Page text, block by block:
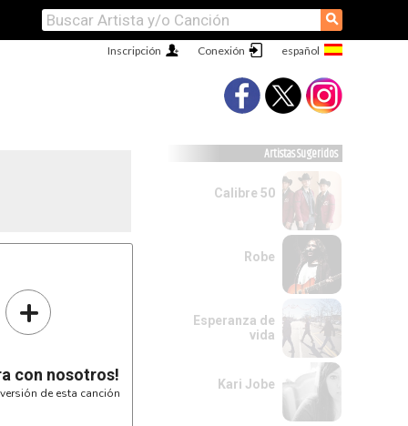
⚲
Conexión
Inscripción
+
con nosotros!
de esta canción
Artistas Sugeridos
Calibre 50
Robe
Esperanza de
vida
Kari Jobe